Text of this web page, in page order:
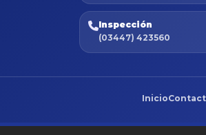
Inspección
(03447) 423560
Inicio